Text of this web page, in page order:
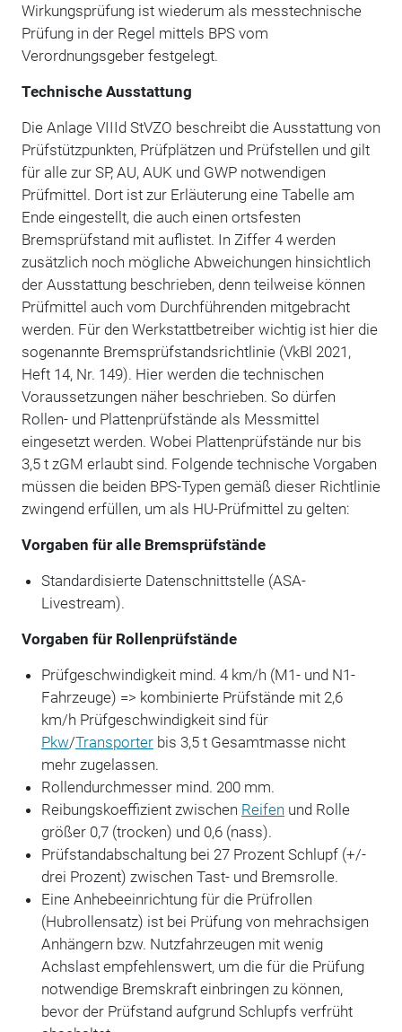
Wirkungsprüfung ist wiederum als messtechnische
Prüfung in der Regel mittels BPS vom
Verordnungsgeber festgelegt.
Technische Ausstattung
Die Anlage VIIId StVZO beschreibt die Ausstattung von
Prüfstützpunkten, Prüfplätzen und Prüfstellen und gilt
für alle zur SP, AU, AUK und GWP notwendigen
Prüfmittel. Dort ist zur Erläuterung eine Tabelle am
Ende eingestellt, die auch einen ortsfesten
Bremsprüfstand mit auflistet. In Ziffer 4 werden
zusätzlich noch mögliche Abweichungen hinsichtlich
der Ausstattung beschrieben, denn teilweise können
Prüfmittel auch vom Durchführenden mitgebracht
werden. Für den Werkstattbetreiber wichtig ist hier die
sogenannte Brems­prüfstandsrichtlinie (VkBl 2021,
Heft 14, Nr. 149). Hier werden die technischen
Voraussetzungen näher beschrieben. So dürfen
Rollen- und Plattenprüfstände als Messmittel
eingesetzt werden. Wobei Plattenprüfstände nur bis
3,5 t zGM erlaubt sind. Folgende technische Vorgaben
müssen die beiden BPS-Typen gemäß dieser Richtlinie
zwingend erfüllen, um als HU-Prüfmittel zu gelten:
Vorgaben für alle Bremsprüfstände
Standardisierte Datenschnittstelle (ASA-
Livestream).
Vorgaben für Rollenprüfstände
Prüfgeschwindigkeit mind. 4 km/h (M1- und N1-
Fahrzeuge) => kombinierte Prüfstände mit 2,6
km/h Prüfgeschwindigkeit sind für
Pkw/Transporterbis 3,5 t Gesamtmasse nicht
mehr zugelassen.
Rollendurchmesser mind. 200 mm.
Reibungskoeffizient zwischen Reifen und Rolle
größer 0,7 (trocken) und 0,6 (nass).
Prüfstandabschaltung bei 27 Prozent Schlupf (+/-
drei Prozent) zwischen Tast- und Bremsrolle.
Eine Anhebeeinrichtung für die Prüfrollen
(Hubrollensatz) ist bei Prüfung von mehrachsigen
Anhängern bzw. Nutzfahrzeugen mit wenig
Achslast empfehlenswert, um die für die Prüfung
notwendige Bremskraft einbringen zu können,
bevor der Prüfstand aufgrund Schlupfs verfrüht